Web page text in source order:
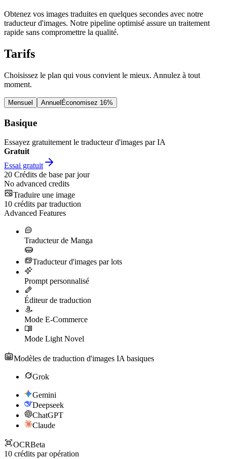
Obtenez vos images traduites en quelques secondes avec notre
traducteur d'images. Notre pipeline optimisé assure un traitement
rapide sans compromettre la qualité.
Tarifs
Choisissez le plan qui vous convient le mieux. Annulez à tout
moment.
Mensuel Annuel Économisez 16%
Basique
Essayez gratuitement le traducteur d'images par IA
Gratuit
Essai gratuit
20 Crédits de base par jour
No advanced credits
Traduire une image
10 crédits par traduction
Advanced Features
Traducteur de Manga
Traducteur d'images par lots
Prompt personnalisé
Éditeur de traduction
Mode E-Commerce
Mode Light Novel
Modèles de traduction d'images IA basiques
Grok
Gemini
Deepseek
ChatGPT
Claude
OCRBeta
10 crédits par opération